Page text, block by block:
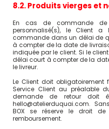
8.2. Produits vierges et
En cas de commande de
personnalisé(s), le Client
commande dans un délai de
à compter de la date de
indiquée par le client. Si le
délai court à compter de la
le livreur.
Le Client doit
Service Client au préalable
demande de retour doit
hello@atelierduquai.com.
BOX se réserve le droit
remboursement.